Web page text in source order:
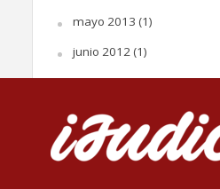
mayo 2013 (1)
junio 2012(1)